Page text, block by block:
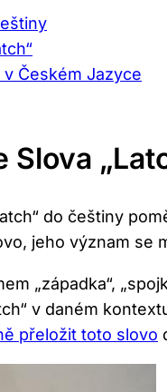
v Českém Jazyce
do češtiny
jeho význam
„západka“,
v daném
přeložit toto slovo